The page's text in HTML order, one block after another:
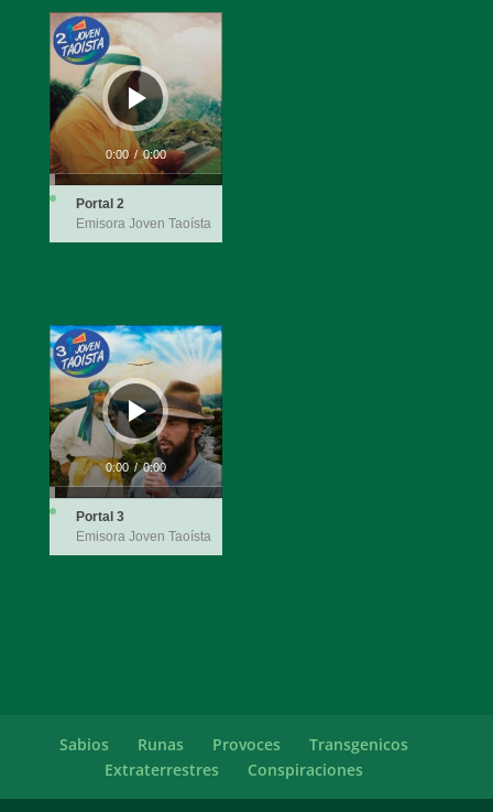
Reproductor
de
audio
0:00 / 0:00
Portal 2
Emisora Joven Taoísta
Reproductor
de
audio
0:00 / 0:00
Portal 3
Emisora Joven Taoísta
Sabios Runas Provoces
Transgenicos
Extraterrestres
Conspiraciones